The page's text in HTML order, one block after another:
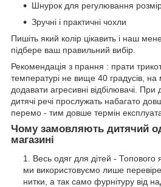
Шнурок для регулювання
Зручні і практичні чохли
Пишіть який колір цікавить і наш
підбере ваш правильний вибір.
Рекомендація з прання : прати
температурі не вище 40 градусів,
додавати агресивні відбілювачі. При
дитячі речі прослужать набагато
перемо - тим довше термін
Чому замовляють дитячий
магазині
Весь одяг для дітей - Топового
ми використовуємо лише
нитки, а так само фурнітуру від